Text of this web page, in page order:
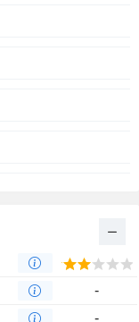
-
-